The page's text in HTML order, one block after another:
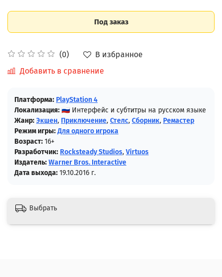
(0)
В избранное
Добавить в сравнение
Под заказ
Платформа: PlayStation 4
Локализация: 🇷🇺 Интерфейс и субтитры на русском языке
Жанр: Экшен, Приключение, Стелс, Сборник, Ремастер
Режим игры: Для одного игрока
Возраст: 16+
Разработчик: Rocksteady Studios, Virtuos
Издатель: Warner Bros. Interactive
Дата выхода: 19.10.2016 г.
Выбрать